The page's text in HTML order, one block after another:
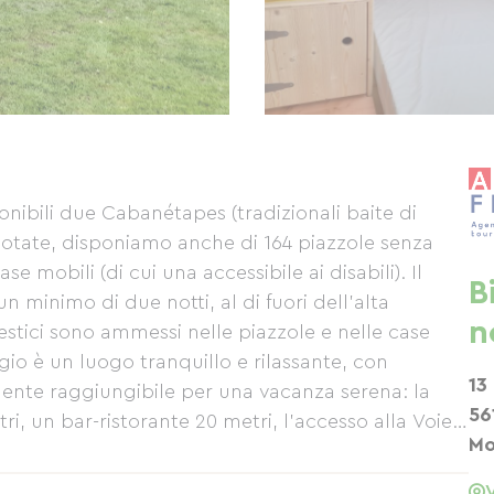
due Cabanétapes (tradizionali baite di
disponiamo anche di 164 piazzole senza
mobili (di cui una accessibile ai disabili). Il
minimo di due notti, al di fuori dell'alta
sono ammessi nelle piazzole e nelle case
è un luogo tranquillo e rilassante, con
raggiungibile per una vacanza serena: la
un bar-ristorante 20 metri, l'accesso alla Voie